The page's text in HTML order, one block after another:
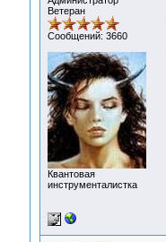
Ветеран
Сообщений: 3660
Квантовая
инструменталистка